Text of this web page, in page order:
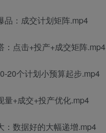
品：成交计划矩阵.mp4
：点击+投产+成交矩阵.mp4
20个计划小预算起步.mp4
量+成交+投产优化.mp4
：数据好的大幅递增.mp4